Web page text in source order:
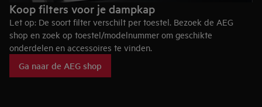
Koop filters voor je dampkap
Let op: De soort filter verschilt per toestel. Bezoek de AEG
shop en zoek op toestel/modelnummer om geschikte
onderdelen en accessoires te vinden.
Ga naar de AEG shop